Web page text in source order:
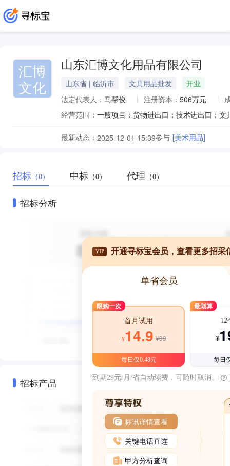
汇博
文化
山东汇博文化用品有限公司
山东省 | 临沂市 文具用品批发
开业
法定代表人： 马帮俊 注册资本： 506万元
经营范围：
最新动态： 2025-12-01 15:39参与 [美术用品]
招标 （0） 中标 （0） 代理 （0）
招标分析
招标产品
VIP 开通寻标宝会员，查看更多招采
单省会员
限购一次
首月试用
¥14.9 ¥39
每日仅0.48元
最划算
12
¥
每日
到期29元/月/省自动续费，可随时取消。
标讯详情查看
关键电话直连
甲方分析查询